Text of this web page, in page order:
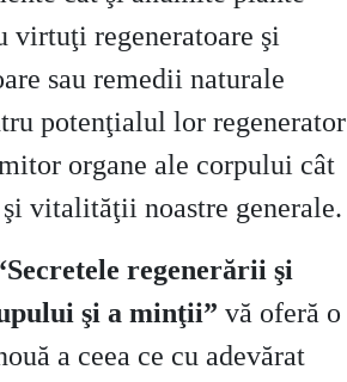
virtuţi regeneratoare şi
sau remedii naturale
potenţialul lor regenerator
organe ale corpului cât
vitalităţii noastre generale.
regenerării şi
şi a minţii” vă oferă o
a ceea ce cu adevărat